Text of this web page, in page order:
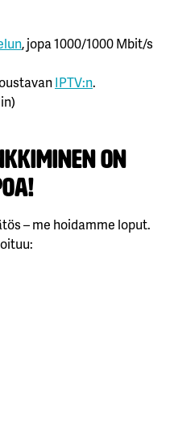
, jopa 1000/1000 Mbit/s
IPTV:n.
on
– me hoidamme loput.